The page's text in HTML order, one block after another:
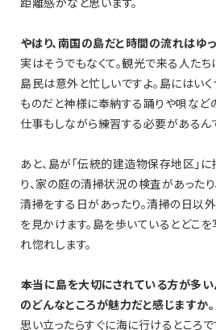
――やはり、南国の島だと時間の流れはゆ
実はそうでもなくて。観光で来る人たち
島民は意外と忙しいですよ。島にはい
ものだと神様に奉納する踊りや唄など
仕事もしながら練習する必要があるん
あと、島が「伝統的建造物保存地区」
り、家の庭の清掃状況の検査があった
清掃をする日があったり。清掃の日以
を見かけます。島を歩いているとどこ
れ惚れします。
――本当に島を大切にされている方が多
のどんなところが魅力だと感じますか。
思い立ったらすぐに海に行けるところ